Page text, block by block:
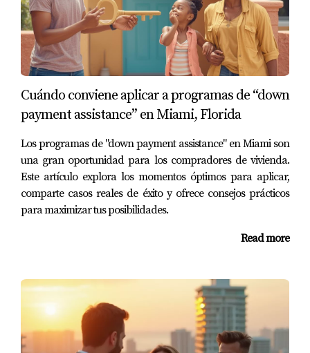
¿Qué documentos necesito para contratar un
seguro?
Generalmente necesitarás tu identificación, comprobante
de domicilio y detalles sobre el bien que deseas asegurar.
¿Qué tipo de seguros son obligatorios en
Florida?
En Florida, el seguro de auto es obligatorio para todos
los conductores.
¿Puedo cambiar mi póliza si ya estoy
asegurado?
¿Qué debo hacer si tengo un accidente?
Llama a tu compañía de seguros lo antes posible para
reportar el incidente y sigue sus instrucciones para
presentar una reclamación.
Cuándo conviene aplicar a programas de “down
payment assistance” en Miami, Florida
Los programas de "down payment assistance" en Miami son
una gran oportunidad para los compradores de vivienda.
Este artículo explora los momentos óptimos para aplicar,
comparte casos reales de éxito y ofrece consejos prácticos
para maximizar tus posibilidades.
Read more